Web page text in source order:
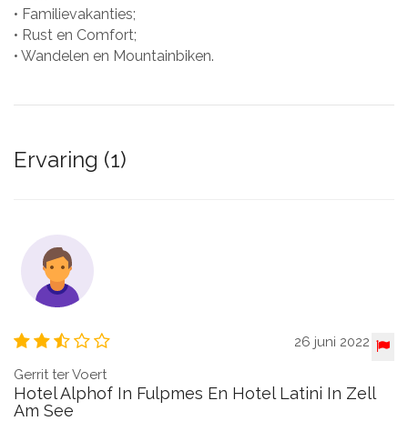
• Familievakanties;
• Rust en Comfort;
• Wandelen en Mountainbiken.
Ervaring (1)
26 juni 2022
Gerrit ter Voert
Hotel Alphof In Fulpmes En Hotel Latini In Zell
Am See